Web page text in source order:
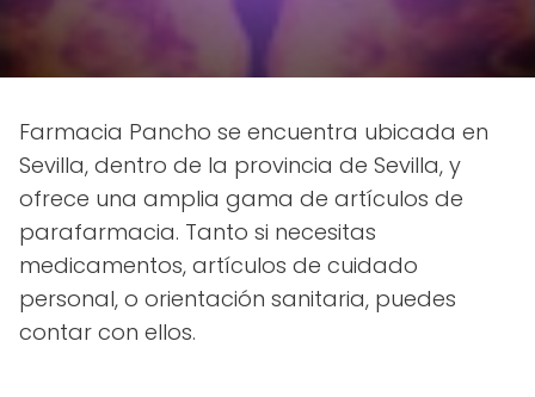
Farmacia Pancho se encuentra ubicada en
Sevilla, dentro de la provincia de Sevilla, y
ofrece una amplia gama de artículos de
parafarmacia. Tanto si necesitas
medicamentos, artículos de cuidado
personal, o orientación sanitaria, puedes
contar con ellos.